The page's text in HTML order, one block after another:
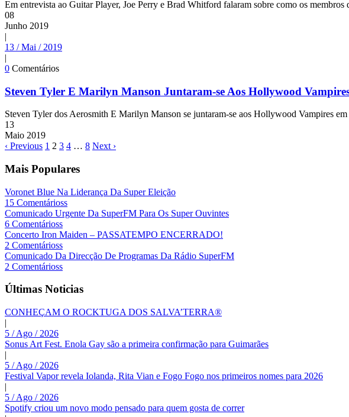
Em entrevista ao Guitar Player, Joe Perry e Brad Whitford falaram sobre como os
08
Junho 2019
|
13 / Mai / 2019
|
0 Comentários
Steven Tyler E Marilyn Manson Juntaram-se Aos Hollywood
Steven Tyler dos Aerosmith E Marilyn Manson se juntaram-se aos Hollywood Vampires
13
Maio 2019
‹ Previous 1 2 3 4 … 8 Next ›
Mais Populares
Voronet Blue Na Liderança Da Super Eleição
15 Comentárioss
Comunicado Urgente Da SuperFM Para Os Super Ouvintes
6 Comentárioss
Concerto Iron Maiden – PASSATEMPO ENCERRADO!
2 Comentárioss
Comunicado Da Direcção De Programas Da Rádio SuperFM
2 Comentárioss
Últimas Noticias
CONHEÇAM O ROCKTUGA DOS SALVA’TERRA®
|
5 / Ago / 2026
Sonus Art Fest. Enola Gay são a primeira confirmação para Guimarães
|
5 / Ago / 2026
Festival Vapor revela Iolanda, Rita Vian e Fogo Fogo nos primeiros nomes para 2026
|
5 / Ago / 2026
Spotify criou um novo modo pensado para quem gosta de correr